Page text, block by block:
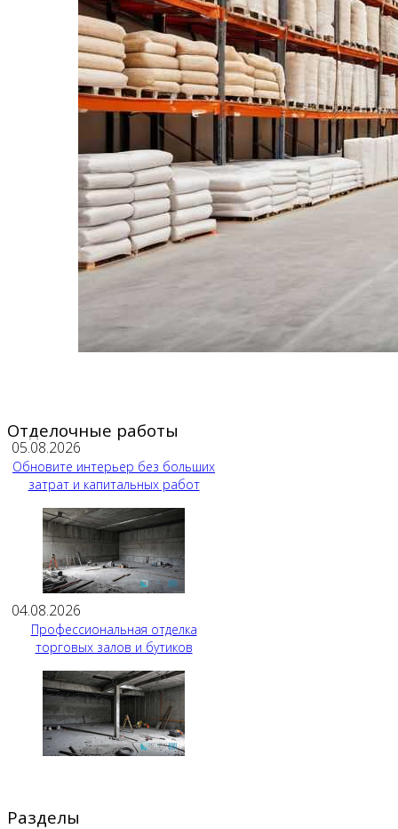
Отделочные работы
05.08.2026
Обновите интерьер без больших
затрат и капитальных работ
04.08.2026
Профессиональная отделка
торговых залов и бутиков
Разделы